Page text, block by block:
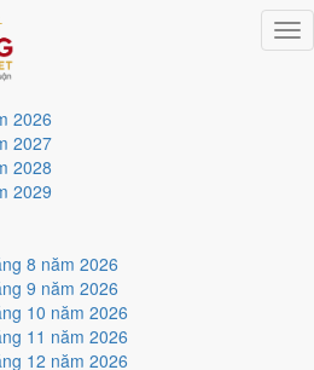
2026
2027
2028
2029
8 năm 2026
9 năm 2026
10 năm 2026
11 năm 2026
12 năm 2026
8/2026
7 âm lịch
hay xấu?